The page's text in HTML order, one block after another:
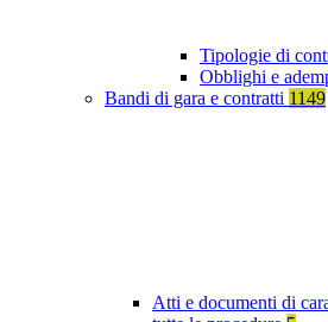
Tipologie di
Obblighi e
Bandi di gara e contratti 1149
Atti e documenti di